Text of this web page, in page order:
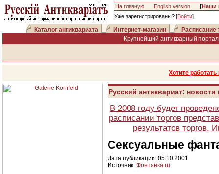
На главную English version [Наши
Уже зарегистрированы? [Войти]
Каталог антиквариата Интернет-магазин
Расписание
Крупнейший антикварный
Хотите
Русский антиквариат:
В 2008 году будет
расписании торгов
результатов торгов.
Сексуальные
Дата публикации: 05.10.2001
Источник: Фонтанка.ru